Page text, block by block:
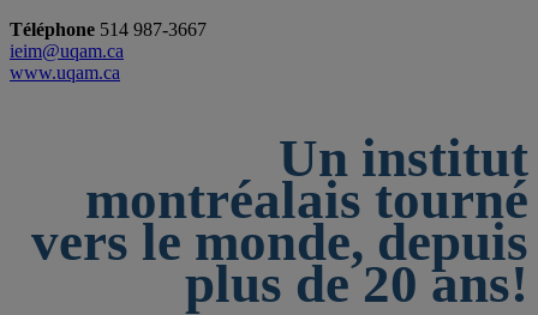
Téléphone 514 987-3667
ieim@uqam.ca
www.uqam.ca
Un institut
montréalais tourné
vers le monde, depuis
plus de 20 ans!